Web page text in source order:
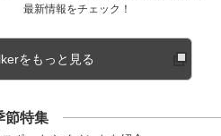
最新情報をチェック！
をもっと見る
節特集